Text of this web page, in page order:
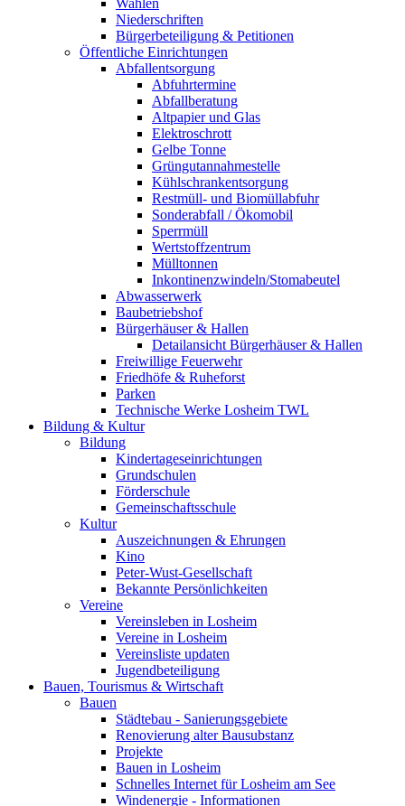
Wahlen
Niederschriften
Bürgerbeteiligung & Petitionen
Öffentliche Einrichtungen
Abfallentsorgung
Abfuhrtermine
Abfallberatung
Altpapier und Glas
Elektroschrott
Gelbe Tonne
Grüngutannahmestelle
Kühlschrankentsorgung
Restmüll- und Biomüllabfuhr
Sonderabfall / Ökomobil
Sperrmüll
Wertstoffzentrum
Mülltonnen
Inkontinenzwindeln/Stomabeutel
Abwasserwerk
Baubetriebshof
Bürgerhäuser & Hallen
Detailansicht Bürgerhäuser & Hallen
Freiwillige Feuerwehr
Friedhöfe & Ruheforst
Parken
Technische Werke Losheim TWL
Bildung & Kultur
Bildung
Kindertageseinrichtungen
Grundschulen
Förderschule
Gemeinschaftsschule
Kultur
Auszeichnungen & Ehrungen
Kino
Peter-Wust-Gesellschaft
Bekannte Persönlichkeiten
Vereine
Vereinsleben in Losheim
Vereine in Losheim
Vereinsliste updaten
Jugendbeteiligung
Bauen, Tourismus & Wirtschaft
Bauen
Städtebau - Sanierungsgebiete
Renovierung alter Bausubstanz
Projekte
Bauen in Losheim
Schnelles Internet für Losheim am See
Windenergie - Informationen